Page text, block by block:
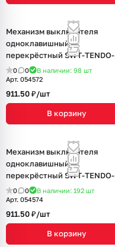
Механизм выключателя
одноклавишный
перекрёстный SWT-TENDO-
MKX1-SFPL-GD (230V, 10A)
(Arlight, Матовый песочный)
0 0 В наличии: 98 шт
Арт. 054572
911.50 ₽/шт
В корзину
Механизм выключателя
одноклавишный
перекрёстный SWT-TENDO-
MKX1-SFPL-WH (230V, 10A)
(Arlight, Матовый белый)
0 0 В наличии: 192 шт
Арт. 054574
911.50 ₽/шт
В корзину